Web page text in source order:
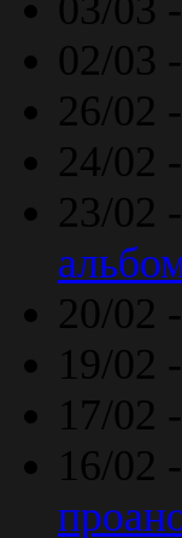
03/03 -
02/03 -
26/02 -
24/02 -
23/02 -
20/02 -
19/02 -
17/02 -
16/02 -